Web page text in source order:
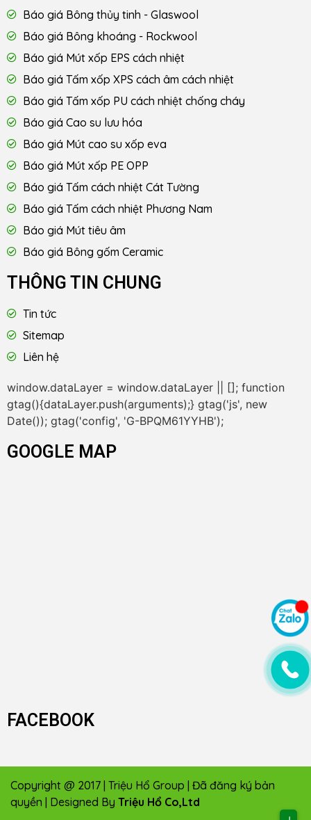
Báo giá Bông thủy tinh - Glaswool
Báo giá Bông khoáng - Rockwool
Báo giá Mút xốp EPS cách nhiệt
Báo giá Tấm xốp XPS cách âm cách nhiệt
Báo giá Tấm xốp PU cách nhiệt chống cháy
Báo giá Cao su lưu hóa
Báo giá Mút cao su xốp eva
Báo giá Mút xốp PE OPP
Báo giá Tấm cách nhiệt Cát Tường
Báo giá Tấm cách nhiệt Phương Nam
Báo giá Mút tiêu âm
Báo giá Bông gốm Ceramic
THÔNG TIN CHUNG
Tin tức
Sitemap
Liên hệ
window.dataLayer = window.dataLayer || []; function
gtag(){dataLayer.push(arguments);} gtag('js', new
Date()); gtag('config', 'G-BPQM61YYHB');
GOOGLE MAP
FACEBOOK
Copyright @ 2017 | Triệu Hổ Group | Đã đăng ký bản
quyền | Designed By Triệu Hổ Co,Ltd